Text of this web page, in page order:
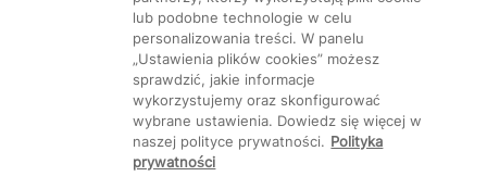
Ustawienia plików cookie
lub podobne technologie w celu
personalizowania treści. W panelu
„Ustawienia plików cookies” możesz
sprawdzić, jakie informacje
wykorzystujemy oraz skonfigurować
wybrane ustawienia. Dowiedz się więcej w
naszej polityce prywatności. Polityka
prywatności